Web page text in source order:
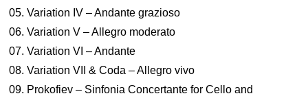
05. Variation IV – Andante grazioso
06. Variation V – Allegro moderato
07. Variation VI – Andante
08. Variation VII & Coda – Allegro vivo
09. Prokofiev – Sinfonia Concertante for Cello and